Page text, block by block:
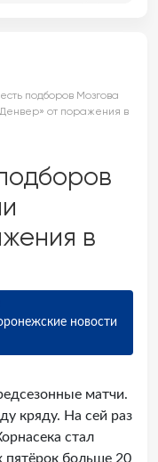
подборов Мозгова
от поражения в
в
новости
матчи.
кряду. На сей раз
стал
пятёрок больше 20